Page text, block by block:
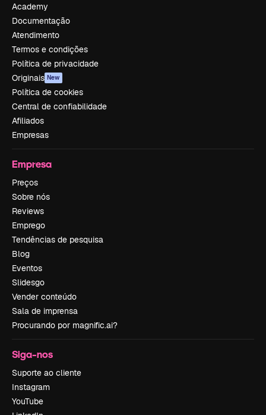
Academy
Documentação
Atendimento
Termos e condições
Política de privacidade
Originais New
Política de cookies
Central de confiabilidade
Afiliados
Empresas
Empresa
Preços
Sobre nós
Reviews
Emprego
Tendências de pesquisa
Blog
Eventos
Slidesgo
Vender conteúdo
Sala de imprensa
Procurando por magnific.ai?
Siga-nos
Suporte ao cliente
Instagram
YouTube